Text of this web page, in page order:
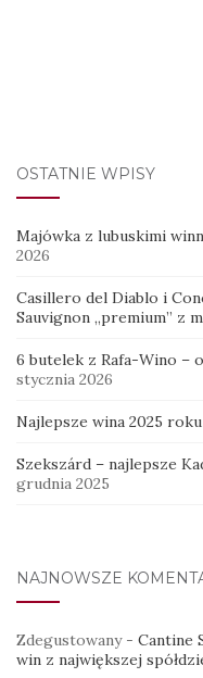
OSTATNIE WPISY
Majówka z lubuskimi
2026
Casillero del Diablo i
Sauvignon „premium” z
6 butelek z Rafa-Wino –
stycznia 2026
Najlepsze wina 2025
Szekszárd – najlepsze
grudnia 2025
NAJNOWSZE
Zdegustowany- Cantine
win z największej